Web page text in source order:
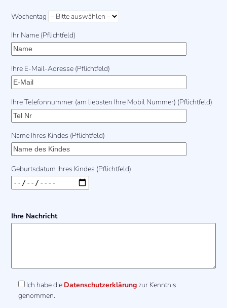
Wochentag
Ihr Name (Pflichtfeld)
Ihre E-Mail-Adresse (Pflichtfeld)
Ihre Telefonnummer (am liebsten Ihre Mobil Nummer) (Pflichtfeld)
Name Ihres Kindes (Pflichtfeld)
Geburtsdatum Ihres Kindes (Pflichtfeld)
Ihre Nachricht
Ich habe die Datenschutzerklärungzur Kenntnis
genommen.